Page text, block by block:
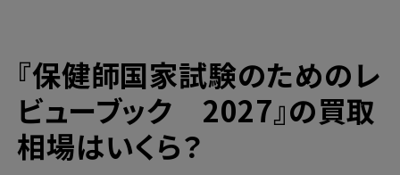
『保健師国家試験のためのレ
ビューブック 2027』の買取
相場はいくら？